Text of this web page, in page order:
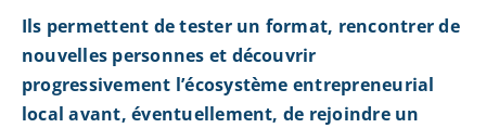
Ils permettent de tester un format, rencontrer de
nouvelles personnes et découvrir
progressivement l’écosystème entrepreneurial
local avant, éventuellement, de rejoindre un